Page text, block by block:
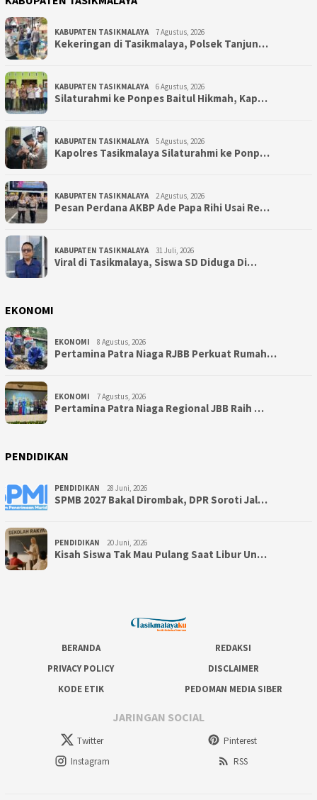
KABUPATEN TASIKMALAYA 7 Agustus, 2026
Kekeringan di Tasikmalaya, Polsek Tanjun…
KABUPATEN TASIKMALAYA 6 Agustus, 2026
Silaturahmi ke Ponpes Baitul Hikmah, Kap…
KABUPATEN TASIKMALAYA 5 Agustus, 2026
Kapolres Tasikmalaya Silaturahmi ke Ponp…
KABUPATEN TASIKMALAYA 2 Agustus, 2026
Pesan Perdana AKBP Ade Papa Rihi Usai Re…
KABUPATEN TASIKMALAYA 31 Juli, 2026
Viral di Tasikmalaya, Siswa SD Diduga Di…
EKONOMI
EKONOMI 8 Agustus, 2026
Pertamina Patra Niaga RJBB Perkuat Rumah…
EKONOMI 7 Agustus, 2026
Pertamina Patra Niaga Regional JBB Raih …
PENDIDIKAN
PENDIDIKAN 28 Juni, 2026
SPMB 2027 Bakal Dirombak, DPR Soroti Jal…
PENDIDIKAN 20 Juni, 2026
Kisah Siswa Tak Mau Pulang Saat Libur Un…
BERANDA
REDAKSI
PRIVACY POLICY
DISCLAIMER
KODE ETIK
PEDOMAN MEDIA SIBER
JARINGAN SOCIAL
Twitter
Pinterest
Instagram
RSS